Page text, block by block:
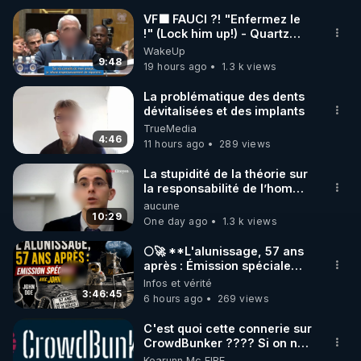
🌱 INSTAGRAM
https://www.instagram.com/rdlr_thierrycasasnovas/
http://rgnr.li/instagram
🌱 LA NEWSLETTER
Pour ne pas rater l’actualité RGNR (stages,
http://rgnr.li/news
🌱 VIDÉOS NON CENSURÉES SUR ODYSEE
Toutes les vidéos Youtube sont aussi sur la
http://rgnr.li/odysee
🌱 LES STAGES EN PRÉSENTIEL
9:48
VF🟩 FAUCI ?! "Enfermez le
!" (Lock him up!) - Quartz
Traduction
WakeUp
19 hours ago
1.3 k views
4:46
La problématique des dents
dévitalisées et des implants
TrueMedia
11 hours ago
289 views
10:29
La stupidité de la théorie sur
la responsabilité de l’homme
concernant le dioxyde de
carbone.
aucune
One day ago
1.3 k views
3:46:45
🌕🚀 **L'alunissage, 57 ans
après : Émission spéciale
avec John Doe !** 👨 🚀✨
Infos et vérité
6 hours ago
269 views
C'est quoi cette connerie sur
CrowdBunker ???? Si on ne
peut plus publier, c'est un